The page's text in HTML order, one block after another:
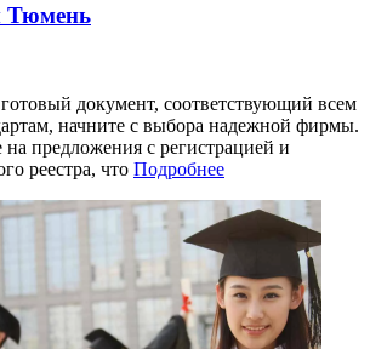
Тюмень
документ, соответствующий всем
начните с выбора надежной фирмы.
предложения с регистрацией и
реестра, что Подробнее